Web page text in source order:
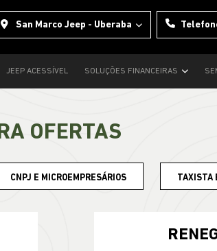
San Marco Jeep - Uberaba
JEEP ACESSÍVEL SOLUÇÕES FINANCEIRAS
OFERTAS
CNPJ E MICROEMPRESÁRIOS TAXISTA